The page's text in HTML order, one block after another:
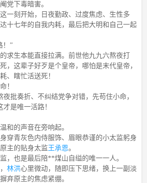
党下毒暗害。
一刻开始，日夜勤政、过度焦虑、生性多
十七年的自我内耗，最后把大明和自己一起
！”
求生本能直接拉满。前世他九九六熬夜打
，这辈子好歹是个皇帝，哪怕是末代皇帝，
、瞎忙活送死！
！
批奏折、不纠结党争对错，先苟住小命，
是唯一活路！
和的声音在旁响起。
穿青灰色内侍服饰、眉眼恭谨的小太监躬身
主的贴身太监王承恩。
，也是最后陪**煤山自缢的唯一一人。
林洪心里微动，随即压下思绪，换上一副淡
弃原主的焦虑紧绷。